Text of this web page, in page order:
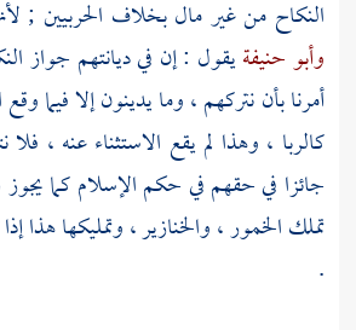
النكاح من غير مال بخلاف الحربيين ;
وأبو حنيفةيقول : إن في ديانتهم جواز
أمرنا بأن نتركهم ، وما يدينون إلا فيما
كالربا ، وهذا لم يقع الاستثناء عنه ،
جائزا في حقهم في حكم الإسلام كما
تملك الخمور ، والخنازير ، وتمليكها هذا
.